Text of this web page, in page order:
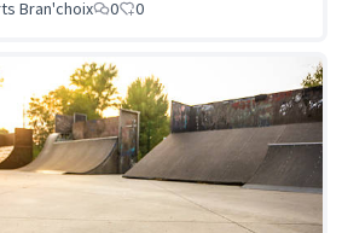
Bran'choix
0 0